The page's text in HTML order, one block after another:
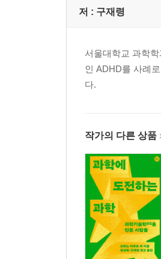
아장스망 agencement
3장 존재론적 전회
존재론적 정치
배열구성 configuration
4장 기술과 기술정치
기술의 사회적 구성
이질적 공학
유체 기술 fluid
인프라스트럭처
기술적 해법
저 : 구재령
서울대학교 과학
인 ADHD를 사례
다.
작가의 다른 상품